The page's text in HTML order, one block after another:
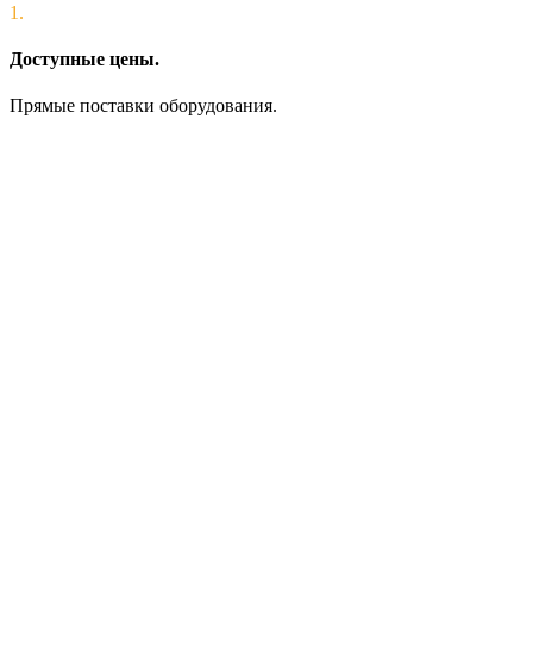
1.
Доступные цены.
Прямые поставки оборудования.